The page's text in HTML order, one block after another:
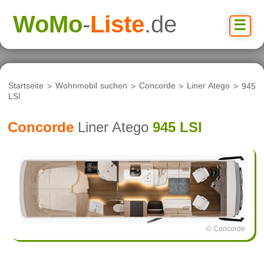
☰
WoMo-Liste.de
Startseite > Wohnmobil suchen > Concorde > Liner Atego > 945
LSI
Concorde Liner Atego 945 LSI
© Concorde